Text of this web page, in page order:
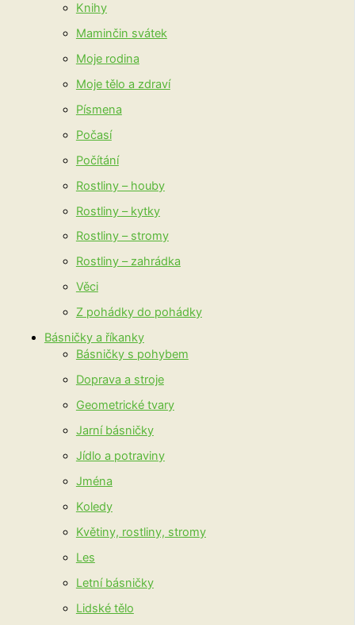
Knihy
Maminčin svátek
Moje rodina
Moje tělo a zdraví
Písmena
Počasí
Počítání
Rostliny – houby
Rostliny – kytky
Rostliny – stromy
Rostliny – zahrádka
Věci
Z pohádky do pohádky
Básničky a říkanky
Básničky s pohybem
Doprava a stroje
Geometrické tvary
Jarní básničky
Jídlo a potraviny
Jména
Koledy
Květiny, rostliny, stromy
Les
Letní básničky
Lidské tělo